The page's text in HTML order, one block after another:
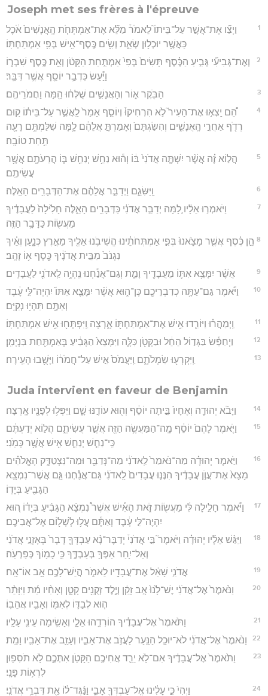
Joseph met ses frères à l'épreuve
1
וַיְצַ֞ו אֶת־אֲשֶׁ֣ר עַל־בֵּיתוֹ֮ לֵאמֹר֒ מַלֵּ֞א אֶת־אַמְתְּחֹ֤ת הָֽאֲנָשִׁים֙ אֹ֔כֶל
כַּאֲשֶׁ֥ר יוּכְל֖וּן שְׂאֵ֑ת וְשִׂ֥ים כֶּֽסֶף־אִ֖ישׁ בְּפִ֥י אַמְתַּחְתּֽוֹ׃
2
וְאֶת־גְּבִיעִ֞י גְּבִ֣יעַ הַכֶּ֗סֶף תָּשִׂים֙ בְּפִי֙ אַמְתַּ֣חַת הַקָּטֹ֔ן וְאֵ֖ת כֶּ֣סֶף שִׁבְר֑וֹ
וַיַּ֕עַשׂ כִּדְבַ֥ר יוֹסֵ֖ף אֲשֶׁ֥ר דִּבֵּֽר׃
3 הַבֹּ֖קֶר א֑וֹר וְהָאֲנָשִׁ֣ים שֻׁלְּח֔וּ הֵ֖מָּה וַחֲמֹרֵיהֶֽם׃
4
הֵ֠ם יָֽצְא֣וּ אֶת־הָעִיר֮ לֹ֣א הִרְחִיקוּ֒ וְיוֹסֵ֤ף אָמַר֙ לַֽאֲשֶׁ֣ר עַל־בֵּית֔וֹ ק֥וּם
רְדֹ֖ף אַחֲרֵ֣י הָֽאֲנָשִׁ֑ים וְהִשַּׂגְתָּם֙ וְאָמַרְתָּ֣ אֲלֵהֶ֔ם לָ֛מָּה שִׁלַּמְתֶּ֥ם רָעָ֖ה
תַּ֥חַת טוֹבָֽה׃
5
הֲל֣וֹא זֶ֗ה אֲשֶׁ֨ר יִשְׁתֶּ֤ה אֲדֹנִי֙ בּ֔וֹ וְה֕וּא נַחֵ֥שׁ יְנַחֵ֖שׁ בּ֑וֹ הֲרֵעֹתֶ֖ם אֲשֶׁ֥ר
עֲשִׂיתֶֽם׃
6 וַֽיַּשִּׂגֵ֑ם וַיְדַבֵּ֣ר אֲלֵהֶ֔ם אֶת־הַדְּבָרִ֖ים הָאֵֽלֶּה׃
7
וַיֹּאמְר֣וּ אֵלָ֔יו לָ֚מָּה יְדַבֵּ֣ר אֲדֹנִ֔י כַּדְּבָרִ֖ים הָאֵ֑לֶּה חָלִ֙ילָה֙ לַעֲבָדֶ֔יךָ
מֵעֲשׂ֖וֹת כַּדָּבָ֥ר הַזֶּֽה׃
8 הֵ֣ן כֶּ֗סֶף אֲשֶׁ֤ר מָצָ֙אנוּ֙ בְּפִ֣י אַמְתְּחֹתֵ֔ינוּ הֱשִׁיבֹ֥נוּ אֵלֶ֖יךָ מֵאֶ֣רֶץ כְּנָ֑עַן וְאֵ֗יךְ
נִגְנֹב֙ מִבֵּ֣ית אֲדֹנֶ֔יךָ כֶּ֖סֶף א֥וֹ זָהָֽב׃
9 אֲשֶׁ֨ר יִמָּצֵ֥א אִתּ֛וֹ מֵעֲבָדֶ֖יךָ וָמֵ֑ת וְגַם־אֲנַ֕חְנוּ נִֽהְיֶ֥ה לַֽאדֹנִ֖י לַעֲבָדִֽים׃
10
וַיֹּ֕אמֶר גַּם־עַתָּ֥ה כְדִבְרֵיכֶ֖ם כֶּן־ה֑וּא אֲשֶׁ֨ר יִמָּצֵ֤א אִתּוֹ֙ יִהְיֶה־לִּ֣י עָ֔בֶד
וְאַתֶּ֖ם תִּהְי֥וּ נְקִיִּֽם׃
11 וַֽיְמַהֲר֗וּ וַיּוֹרִ֛דוּ אִ֥ישׁ אֶת־אַמְתַּחְתּ֖וֹ אָ֑רְצָה וַֽיִּפְתְּח֖וּ אִ֥ישׁ אַמְתַּחְתּֽוֹ׃
12 וַיְחַפֵּ֕שׂ בַּגָּד֣וֹל הֵחֵ֔ל וּבַקָּטֹ֖ן כִּלָּ֑ה וַיִּמָּצֵא֙ הַגָּבִ֔יעַ בְּאַמְתַּ֖חַת בִּנְיָמִֽן׃
13 וַֽיִּקְרְע֖וּ שִׂמְלֹתָ֑ם וַֽיַּעֲמֹס֙ אִ֣ישׁ עַל־חֲמֹר֔וֹ וַיָּשֻׁ֖בוּ הָעִֽירָה׃
Juda intervient en faveur de Benjamin
14 וַיָּבֹ֨א יְהוּדָ֤ה וְאֶחָיו֙ בֵּ֣יתָה יוֹסֵ֔ף וְה֖וּא עוֹדֶ֣נּוּ שָׁ֑ם וַיִּפְּל֥וּ לְפָנָ֖יו אָֽרְצָה׃
15
וַיֹּ֤אמֶר לָהֶם֙ יוֹסֵ֔ף מָֽה־הַמַּעֲשֶׂ֥ה הַזֶּ֖ה אֲשֶׁ֣ר עֲשִׂיתֶ֑ם הֲל֣וֹא יְדַעְתֶּ֔ם
כִּֽי־נַחֵ֧שׁ יְנַחֵ֛שׁ אִ֖ישׁ אֲשֶׁ֥ר כָּמֹֽנִי׃
16
וַיֹּ֣אמֶר יְהוּדָ֗ה מַה־נֹּאמַר֙ לַֽאדֹנִ֔י מַה־נְּדַבֵּ֖ר וּמַה־נִּצְטַדָּ֑ק הָאֱלֹהִ֗ים
מָצָא֙ אֶת־עֲוֺ֣ן עֲבָדֶ֔יךָ הִנֶּנּ֤וּ עֲבָדִים֙ לַֽאדֹנִ֔י גַּם־אֲנַ֕חְנוּ גַּ֛ם אֲשֶׁר־נִמְצָ֥א
הַגָּבִ֖יעַ בְּיָדֽוֹ׃
17
וַיֹּ֕אמֶר חָלִ֣ילָה לִּ֔י מֵעֲשׂ֖וֹת זֹ֑את הָאִ֡ישׁ אֲשֶׁר֩ נִמְצָ֨א הַגָּבִ֜יעַ בְּיָד֗וֹ ה֚וּא
יִהְיֶה־לִּ֣י עָ֔בֶד וְאַתֶּ֕ם עֲל֥וּ לְשָׁל֖וֹם אֶל־אֲבִיכֶֽם׃
18
וַיִּגַּ֨שׁ אֵלָ֜יו יְהוּדָ֗ה וַיֹּאמֶר֮ בִּ֣י אֲדֹנִי֒ יְדַבֶּר־נָ֨א עַבְדְּךָ֤ דָבָר֙ בְּאָזְנֵ֣י אֲדֹנִ֔י
וְאַל־יִ֥חַר אַפְּךָ֖ בְּעַבְדֶּ֑ךָ כִּ֥י כָמ֖וֹךָ כְּפַרְעֹֽה׃
19 אֲדֹנִ֣י שָׁאַ֔ל אֶת־עֲבָדָ֖יו לֵאמֹ֑ר הֲיֵשׁ־לָכֶ֥ם אָ֖ב אוֹ־אָֽח׃
20
וַנֹּ֙אמֶר֙ אֶל־אֲדֹנִ֔י יֶשׁ־לָ֙נוּ֙ אָ֣ב זָקֵ֔ן וְיֶ֥לֶד זְקֻנִ֖ים קָטָ֑ן וְאָחִ֨יו מֵ֜ת וַיִּוָּתֵ֨ר
ה֧וּא לְבַדּ֛וֹ לְאִמּ֖וֹ וְאָבִ֥יו אֲהֵבֽוֹ׃
21 וַתֹּ֙אמֶר֙ אֶל־עֲבָדֶ֔יךָ הוֹרִדֻ֖הוּ אֵלָ֑י וְאָשִׂ֥ימָה עֵינִ֖י עָלָֽיו׃
22 וַנֹּ֙אמֶר֙ אֶל־אֲדֹנִ֔י לֹא־יוּכַ֥ל הַנַּ֖עַר לַעֲזֹ֣ב אֶת־אָבִ֑יו וְעָזַ֥ב אֶת־אָבִ֖יו וָמֵֽת׃
23
וַתֹּ֙אמֶר֙ אֶל־עֲבָדֶ֔יךָ אִם־לֹ֥א יֵרֵ֛ד אֲחִיכֶ֥ם הַקָּטֹ֖ן אִתְּכֶ֑ם לֹ֥א תֹסִפ֖וּן
לִרְא֥וֹת פָּנָֽי׃
24 וַיְהִי֙ כִּ֣י עָלִ֔ינוּ אֶֽל־עַבְדְּךָ֖ אָבִ֑י וַנַּ֨גֶּד־ל֔וֹ אֵ֖ת דִּבְרֵ֥י אֲדֹנִֽי׃